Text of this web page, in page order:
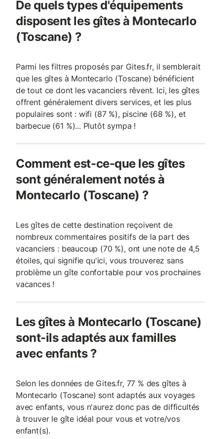
bagages.
De quels types d'équipements
disposent les gîtes à Montecarlo
(Toscane) ?
Parmi les filtres proposés par Gites.fr, il semblerait
que les gîtes à Montecarlo (Toscane) bénéficient
de tout ce dont les vacanciers rêvent. Ici, les gîtes
offrent généralement divers services, et les plus
populaires sont : wifi (87 %), piscine (68 %), et
barbecue (61 %)... Plutôt sympa !
Comment est-ce-que les gîtes
sont généralement notés à
Montecarlo (Toscane) ?
Les gîtes de cette destination reçoivent de
nombreux commentaires positifs de la part des
vacanciers : beaucoup (70 %), ont une note de 4,5
étoiles, qui signifie qu'ici, vous trouverez sans
problème un gîte confortable pour vos prochaines
vacances !
Les gîtes à Montecarlo (Toscane)
sont-ils adaptés aux familles
avec enfants ?
Selon les données de Gites.fr, 77 % des gîtes à
Montecarlo (Toscane) sont adaptés aux voyages
avec enfants, vous n'aurez donc pas de difficultés
à trouver le gîte idéal pour vous et votre/vos
enfant(s).